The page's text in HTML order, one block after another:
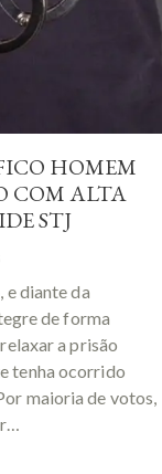
HOMEM
COM ALTA
STJ
diante da
de forma
a prisão
tenha ocorrido
maioria de votos,